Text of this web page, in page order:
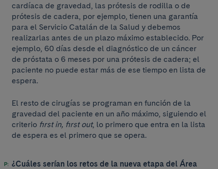
cardíaca de gravedad, las prótesis de rodilla o de
prótesis de cadera, por ejemplo, tienen una garantía
para el Servicio Catalán de la Salud y debemos
realizarlas antes de un plazo máximo establecido. Por
ejemplo, 60 días desde el diagnóstico de un cáncer
de próstata o 6 meses por una prótesis de cadera; el
paciente no puede estar más de ese tiempo en lista de
espera.
El resto de cirugías se programan en función de la
gravedad del paciente en un año máximo, siguiendo el
criterio first in, first out, lo primero que entra en la lista
de espera es el primero que se opera.
¿Cuáles serían los retos de la nueva etapa del Área